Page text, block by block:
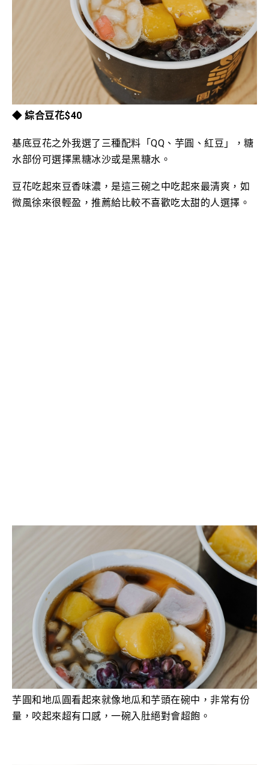
◆ 綜合豆花$40
基底豆花之外我選了三種配料「QQ、芋圓、紅豆」，糖
水部份可選擇黑糖冰沙或是黑糖水。
豆花吃起來豆香味濃，是這三碗之中吃起來最清爽，如
微風徐來很輕盈，推薦給比較不喜歡吃太甜的人選擇。
芋圓和地瓜圓看起來就像地瓜和芋頭在碗中，非常有份
量，咬起來超有口感，一碗入肚絕對會超飽。